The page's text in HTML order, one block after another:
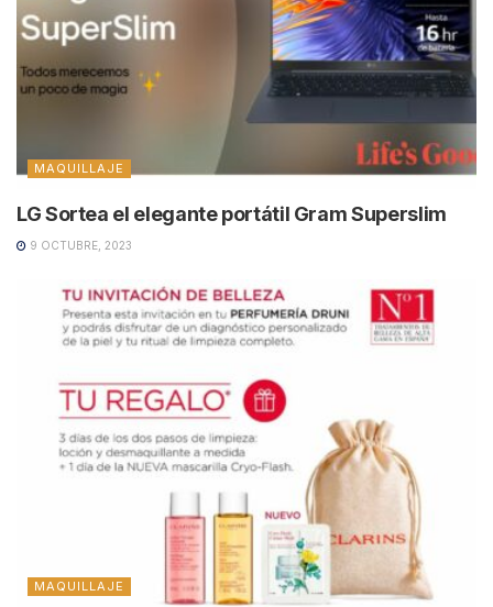
MAQUILLAJE
LG Sortea el elegante portátil Gram Superslim
9 OCTUBRE, 2023
MAQUILLAJE